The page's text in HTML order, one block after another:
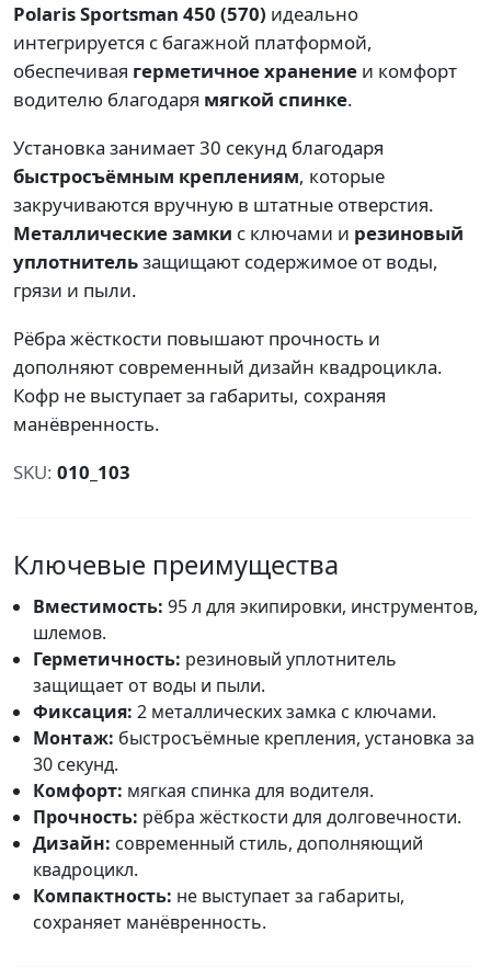
Polaris Sportsman 450 (570) идеально
интегрируется с багажной платформой,
обеспечивая герметичное хранение и комфорт
водителю благодаря мягкой спинке.
Установка занимает 30 секунд благодаря
быстросъёмным креплениям, которые
закручиваются вручную в штатные отверстия.
Металлические замки с ключами и резиновый
уплотнительзащищают содержимое от воды,
грязи и пыли.
Рёбра жёсткости повышают прочность и
дополняют современный дизайн квадроцикла.
Кофр не выступает за габариты, сохраняя
манёвренность.
SKU: 010_103
Ключевые преимущества
Вместимость: 95 л для экипировки, инструментов,
шлемов.
Герметичность: резиновый уплотнитель
защищает от воды и пыли.
Фиксация: 2 металлических замка с ключами.
Монтаж: быстросъёмные крепления, установка за
30 секунд.
Комфорт: мягкая спинка для водителя.
Прочность: рёбра жёсткости для долговечности.
Дизайн: современный стиль, дополняющий
квадроцикл.
Компактность: не выступает за габариты,
сохраняет манёвренность.